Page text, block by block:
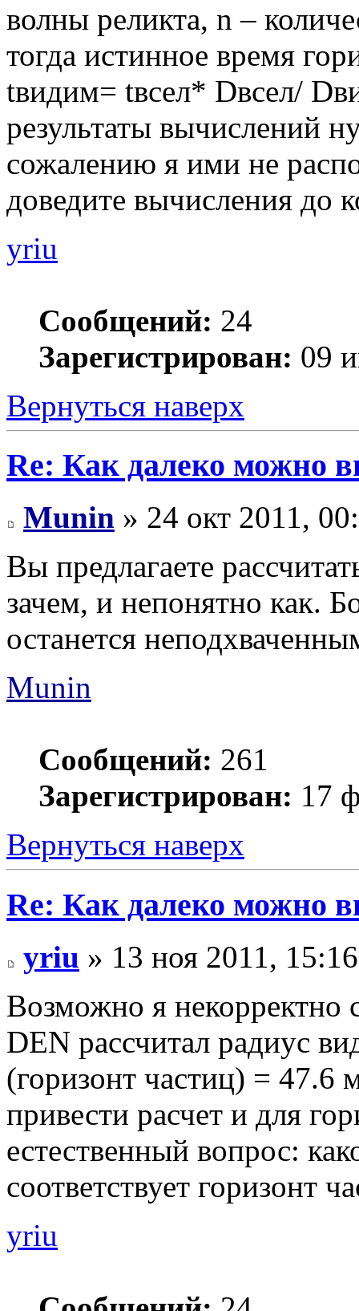
волны реликта, n –
тогда истинное время
tвидим= tвсел* Dвсел/
результаты вычислений
сожалению я ими не
доведите вычисления до
yriu
Сообщений: 24
Зарегистрирован: 09
Вернуться наверх
Re: Как далеко можно
Munin » 24 окт 2011,
Вы предлагаете
зачем, и непонятно как.
останется
Munin
Сообщений: 261
Зарегистрирован: 17
Вернуться наверх
Re: Как далеко можно
yriu » 13 ноя 2011, 15:16
Возможно я некорректно
DEN рассчитал радиус
(горизонт частиц) = 47.6
привести расчет и для
естественный вопрос:
соответствует горизонт
yriu